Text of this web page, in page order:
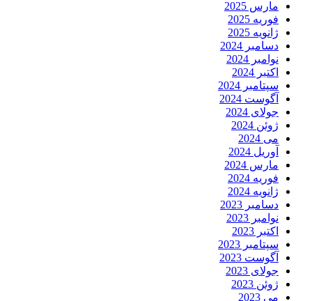
مارس 2025
فوریه 2025
ژانویه 2025
دسامبر 2024
نوامبر 2024
اکتبر 2024
سپتامبر 2024
آگوست 2024
جولای 2024
ژوئن 2024
می 2024
آوریل 2024
مارس 2024
فوریه 2024
ژانویه 2024
دسامبر 2023
نوامبر 2023
اکتبر 2023
سپتامبر 2023
آگوست 2023
جولای 2023
ژوئن 2023
می 2023